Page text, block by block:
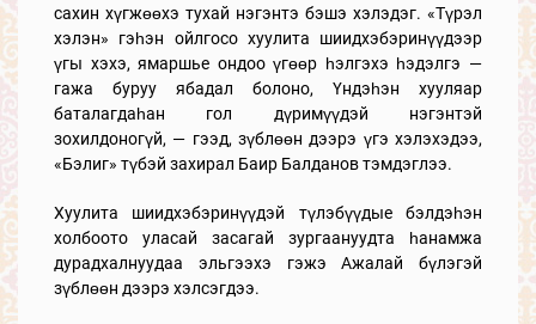
сахин хүгжөөхэ тухай нэгэнтэ бэшэ хэлэдэг. «Түрэл
хэлэн» гэһэн ойлгосо хуулита шиидхэбэринүүдээр
үгы хэхэ, ямаршье ондоо үгөөр һэлгэхэ һэдэлгэ —
гажа буруу ябадал болоно, Үндэһэн хууляар
баталагдаһан гол дүримүүдэй нэгэнтэй
зохилдоногүй, — гээд, зүблөөн дээрэ үгэ хэлэхэдээ,
«Бэлиг» түбэй захирал Баир Балданов тэмдэглээ.
Хуулита шиидхэбэринүүдэй түлэбүүдые бэлдэһэн
холбоото уласай засагай зургаануудта һанамжа
дурадхалнуудаа эльгээхэ гэжэ Ажалай бүлэгэй
зүблөөн дээрэ хэлсэгдээ.